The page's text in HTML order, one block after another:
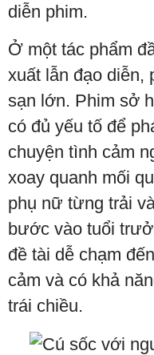
diễn phim.
Ở một tác phẩm
xuất lẫn đạo diễn,
sạn lớn. Phim sở
có đủ yếu tố để
chuyện tình cảm
xoay quanh mối
phụ nữ từng trải
bước vào tuổi
đề tài dễ chạm
cảm và có khả
trái chiều.